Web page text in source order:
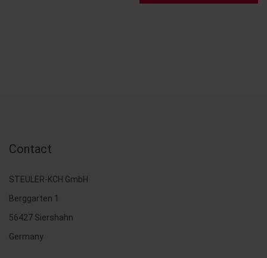
Contact
STEULER-KCH GmbH
Berggarten 1
56427 Siershahn
Germany